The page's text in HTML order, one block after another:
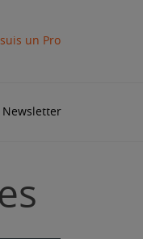
suis un Pro
Newsletter